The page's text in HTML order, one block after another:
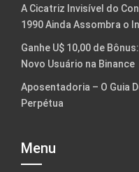
A Cicatriz Invisível do
1990 Ainda Assombra o
Ganhe U$ 10,00 de
Novo Usuário na Binance
Aposentadoria – O Guia
Perpétua
Menu